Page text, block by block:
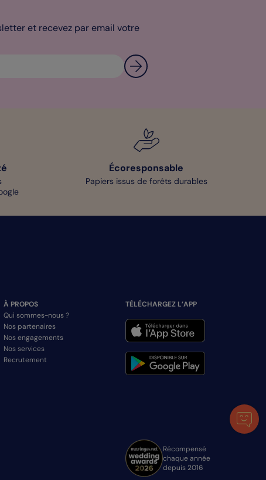
et recevez par email votre
Écoresponsable
Papiers issus de forêts durables
À PROPOS
Qui sommes-nous ?
Nos partenaires
Nos engagements
Nos services
Recrutement
TÉLÉCHARGEZ L’APP
Récompensé
chaque année
depuis 2016